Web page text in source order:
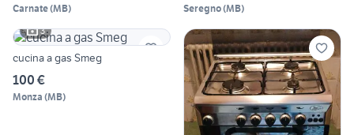
Carnate(MB) Seregno(MB)
3
cucina a gas Smeg
100 €
Monza (MB)